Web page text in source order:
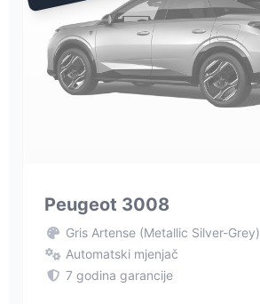
Peugeot 3008
Gris Artense (Metallic Silver-Grey)
Automatski mjenjač
7 godina garancije